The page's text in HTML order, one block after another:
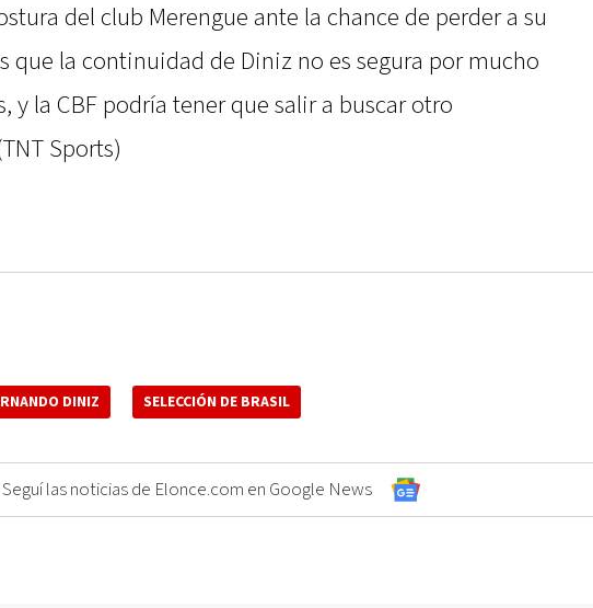
del club Merengue ante la chance de perder a su
que la continuidad de Diniz no es segura por mucho
y la CBF podría tener que salir a buscar otro
Sports)
DINIZ SELECCIÓN DE BRASIL
Seguí las noticias de Elonce.com en Google News